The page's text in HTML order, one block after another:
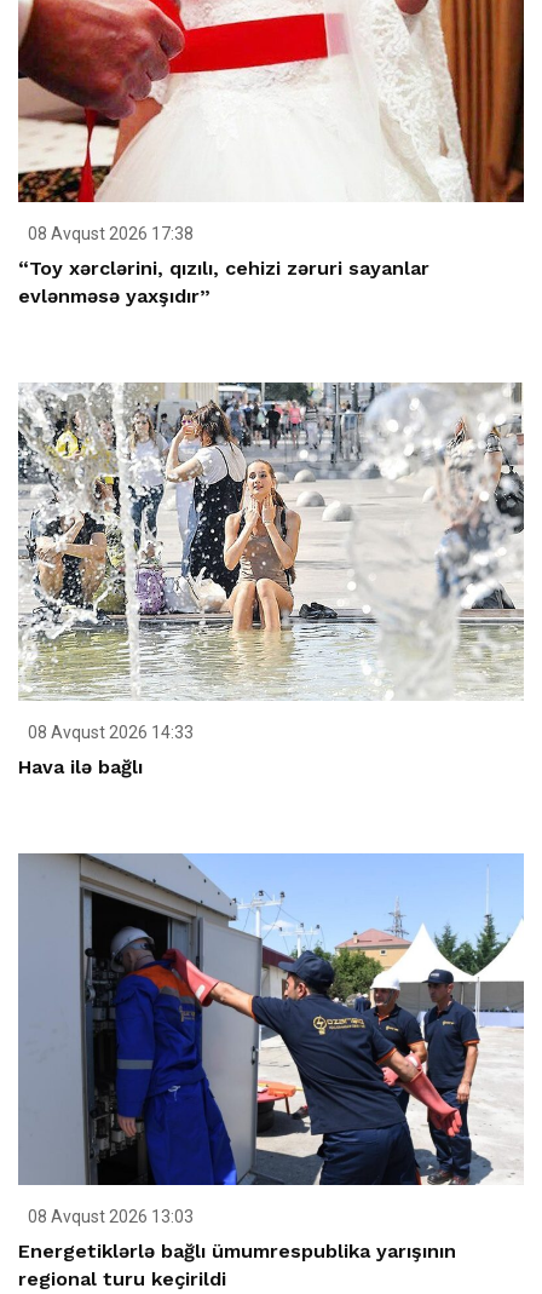
08 Avqust 2026 17:38
“Toy xərclərini, qızılı, cehizi zəruri sayanlar
evlənməsə yaxşıdır”
08 Avqust 2026 14:33
Hava ilə bağlı
08 Avqust 2026 13:03
Energetiklərlə bağlı ümumrespublika yarışının
regional turu keçirildi